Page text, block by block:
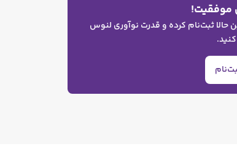
موفقیت!
حالا ثبت‌نام کرده و قدرت نوآوری لنوس
کنید.